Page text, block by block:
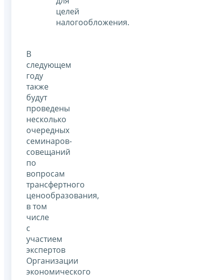
целей
налогообложения.
В
следующем
году
также
будут
проведены
несколько
очередных
семинаров-
совещаний
по
вопросам
трансфертного
ценообразования,
в том
числе
с
участием
экспертов
Организации
экономического